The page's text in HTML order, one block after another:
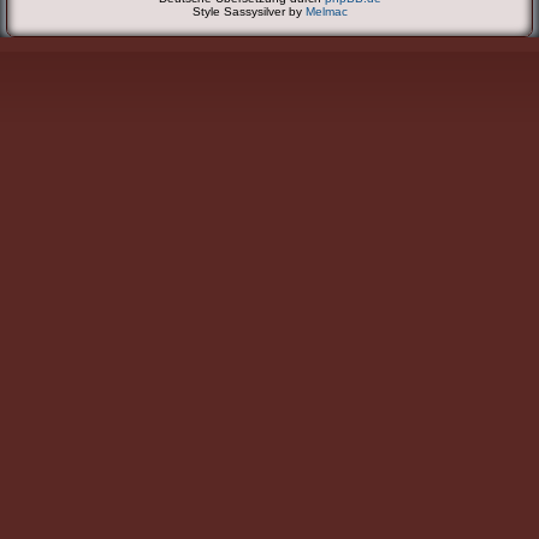
Style Sassysilver by Melmac